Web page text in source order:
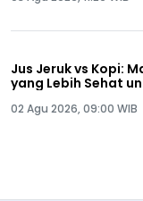
Jus Jeruk vs Kopi:
yang Lebih Sehat
02 Agu 2026, 09:00 WIB